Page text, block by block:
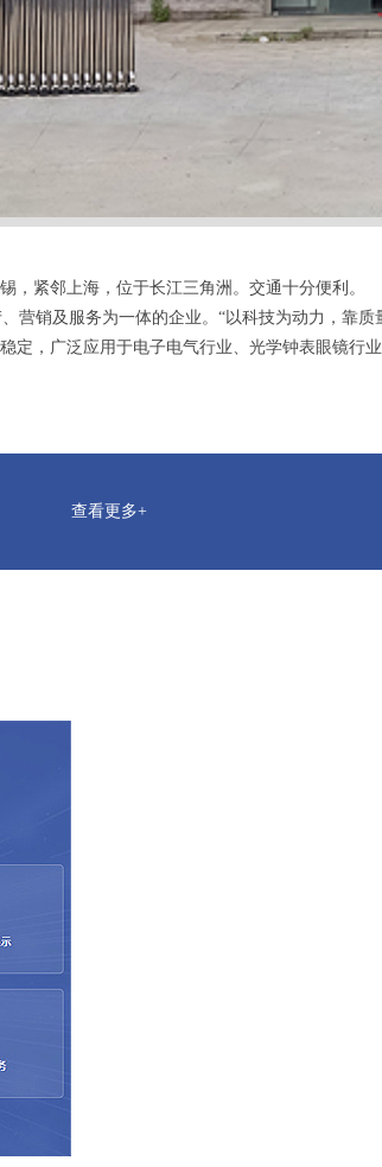
紧邻上海，位于长江三角洲。交通十分便利。
销及服务为一体的企业。“以科技为动力，靠
，广泛应用于电子电气行业、光学钟表眼镜行
查看更多+